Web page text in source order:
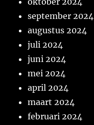
september 2024
augustus 2024
juli 2024
juni 2024
mei 2024
april 2024
maart 2024
februari 2024